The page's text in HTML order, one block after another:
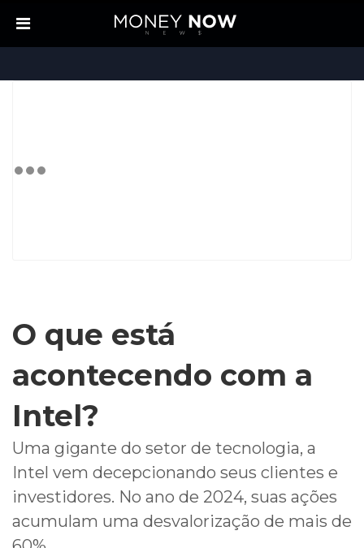
O que está
acontecendo com a
Intel?
Uma gigante do setor de tecnologia, a
Intel vem decepcionando seus clientes e
investidores. No ano de 2024, suas ações
acumulam uma desvalorização de mais de